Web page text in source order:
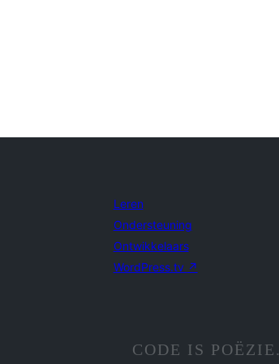
Leren
Ondersteuning
Ontwikkelaars
WordPress.tv ↗
CODE IS POËZIE.